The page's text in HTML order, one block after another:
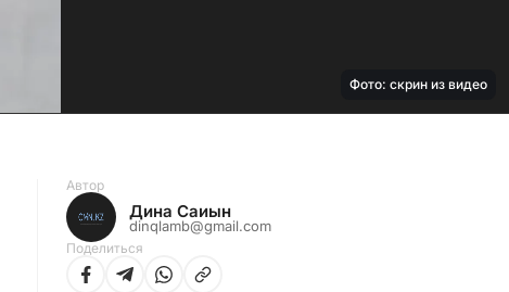
Фото: скрин из видео
Автор
Дина Саиын
dinqlamb@gmail.com
Поделиться